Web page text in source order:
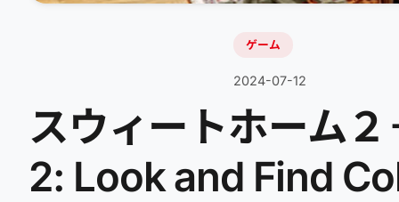
ゲーム
2024-07-12
スウィートホーム
2: Look and Find